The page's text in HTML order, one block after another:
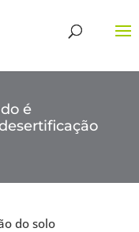
é
do solo